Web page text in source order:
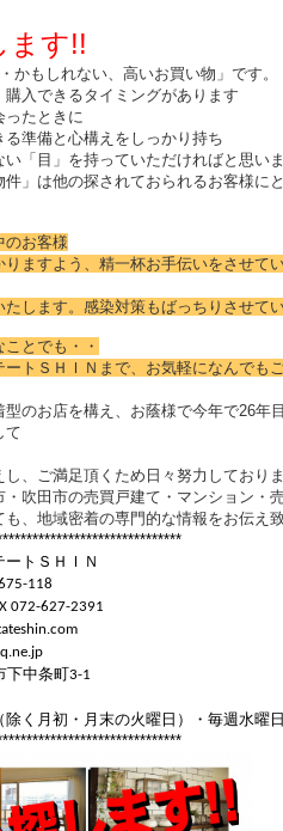
す!!
かもしれない、高いお買い物」です。
購入できるタイミングがあります
ったときに
る準備と心構えをしっかり持ち
「目」を持っていただければと思い
件」は他の探されておられるお客様に
お客様
ますよう、精一杯お手伝いをさせて
します。感染対策もばっちりさせて
とでも・・
トＳＨＩＮまで、 お気軽になんでも
型のお店を構え、お蔭様で今年で26年
て
、ご満足頂くため日々努力しておりま
吹田市の売買戸建て・マンション・
、地域密着の専門的な情報をお伝え
トＳＨＩＮ
118
072-627-2391
下中条町3-1
除く月初・月末の火曜日）・毎週水曜日